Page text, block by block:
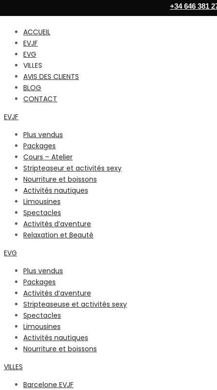
ACCUEIL
EVJF
EVG
VILLES
AVIS DES CLIENTS
BLOG
CONTACT
EVJF
Plus vendus
Packages
Cours – Atelier
Stripteaseur et activités sexy
Nourriture et boissons
Activités nautiques
Limousines
Spectacles
Activités d’aventure
Relaxation et Beauté
EVG
Plus vendus
Packages
Activités d’aventure
Stripteaseuse et activités sexy
Spectacles
Limousines
Activités nautiques
Nourriture et boissons
VILLES
Barcelone EVJF
+34 646 381